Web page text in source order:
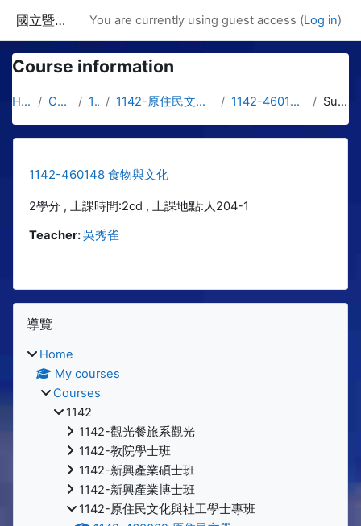
國立暨南國際大學課程資訊網 You are currently using guest access (Log in)
Course information
Home Courses 1142 1142-原住民文化與社工學士專班 1142-460148 食物與文化 Summary
1142-460148 食物與文化
2學分 , 上課時間:2cd , 上課地點:人204-1
Teacher:吳秀雀
Blocks
Skip 導覽
導覽
Home
My courses
Courses
1142
1142-觀光餐旅系觀光
1142-教院學士班
1142-新興產業碩士班
1142-新興產業博士班
1142-原住民文化與社工學士專班